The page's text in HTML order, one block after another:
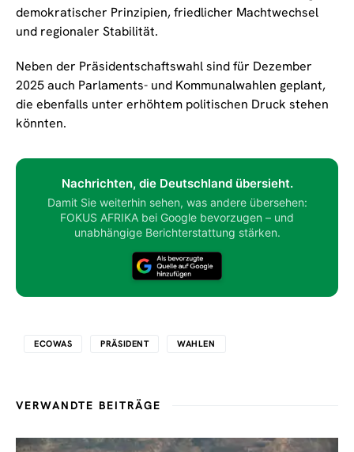
demokratischer Prinzipien, friedlicher Machtwechsel
und regionaler Stabilität.
Neben der Präsidentschaftswahl sind für Dezember
2025 auch Parlaments- und Kommunalwahlen geplant,
die ebenfalls unter erhöhtem politischen Druck stehen
könnten.
Nachrichten, die Deutschland übersieht.
Damit Sie weiterhin sehen, was andere übersehen:
FOKUS AFRIKA bei Google bevorzugen – und
unabhängige Berichterstattung stärken.
ECOWAS PRÄSIDENT WAHLEN
VERWANDTE BEITRÄGE